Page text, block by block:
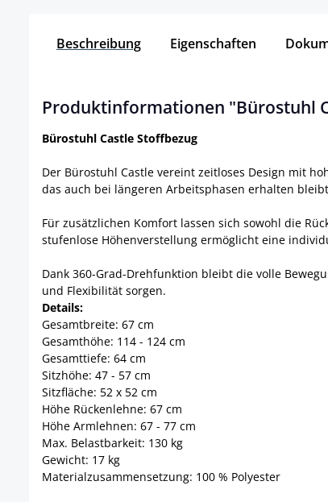
Beschreibung Eigenschaften
Produktinformationen "Bürostuhl
Bürostuhl Castle Stoffbezug
Der Bürostuhl Castle vereint zeitloses Design mit
das auch bei längeren Arbeitsphasen erhalten
Für zusätzlichen Komfort lassen sich sowohl die
stufenlose Höhenverstellung ermöglicht eine
Dank 360-Grad-Drehfunktion bleibt die volle
und Flexibilität sorgen.
Details:
Gesamtbreite: 67 cm
Gesamthöhe: 114 - 124 cm
Gesamttiefe: 64 cm
Sitzhöhe: 47 - 57 cm
Sitzfläche: 52 x 52 cm
Höhe Rückenlehne: 67 cm
Höhe Armlehnen: 67 - 77 cm
Max. Belastbarkeit: 130 kg
Gewicht: 17 kg
Materialzusammensetzung: 100 % Polyester